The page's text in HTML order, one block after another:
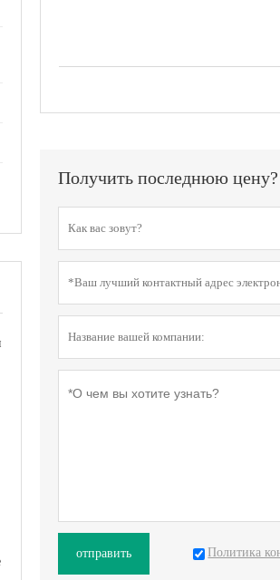
Получить последнюю
отправить Политика